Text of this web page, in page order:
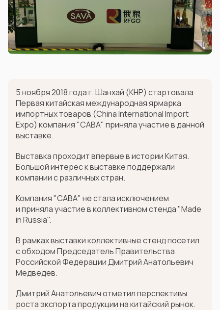
5 ноября 2018 года г. Шанхай (КНР) стартовала
Первая китайская международная ярмарка
импортных товаров (China International Import
Expo) компания "САВА" приняла участие в данной
выставке.
Выставка проходит впервые в истории Китая.
Большой интерес к выставке поддержали
компании с различных стран.
Компания "САВА" не стала исключением
и приняла участие в коллективном стенда "Made
in Russia".
В рамках выставки коллективные стенд посетил
с обходом Председатель Правительства
Российской Федерации Дмитрий Анатольевич
Медведев.
Дмитрий Анатольевич отметил перспективы
роста экспорта продукции на китайский рынок.